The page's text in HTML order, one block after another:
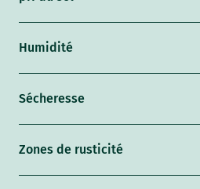
Humidité
Sécheresse
Zones de rusticité